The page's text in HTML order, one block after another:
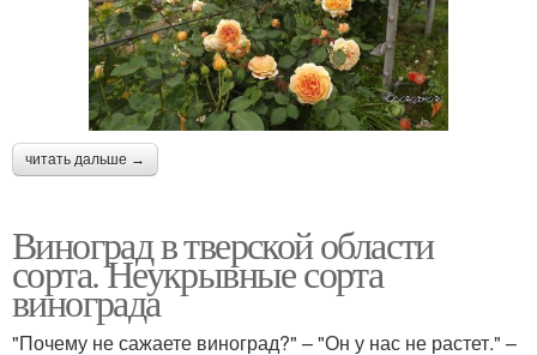
читать дальше →
Виноград в тверской области
сорта. Неукрывные сорта
винограда
"Почему не сажаете виноград?" – "Он у нас не растет." –